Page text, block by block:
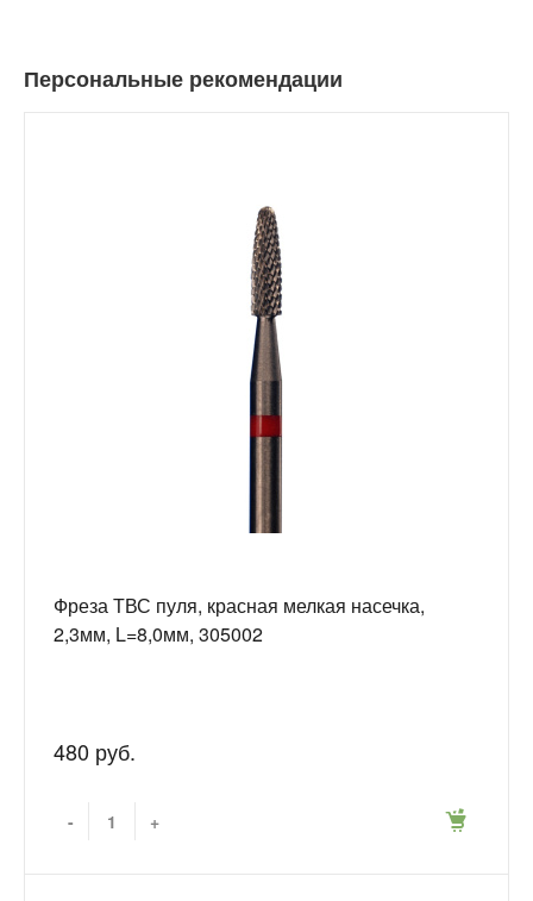
Персональные рекомендации
Фреза ТВС пуля, красная мелкая насечка,
2,3мм, L=8,0мм, 305002
480 руб.
- +